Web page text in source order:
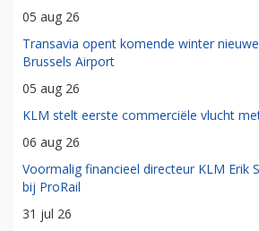
05 aug 26
Transavia opent komende winter
Brussels Airport
05 aug 26
KLM stelt eerste commerciële vlucht
06 aug 26
Voormalig financieel directeur KLM Erik
bij ProRail
31 jul 26